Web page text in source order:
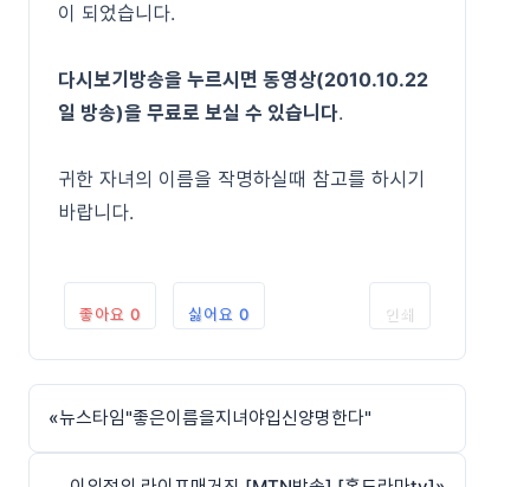
이 되었습니다.
다시보기방송을 누르시면 동영상(2010.10.22
일 방송)을 무료로 보실 수 있습니다.
귀한 자녀의 이름을 작명하실때 참고를 하시기
바랍니다.
좋아요 0 싫어요 0 인쇄
«뉴스타임"좋은이름을지녀야입신양명한다"